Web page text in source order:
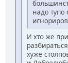
надо
И хто же
хуже